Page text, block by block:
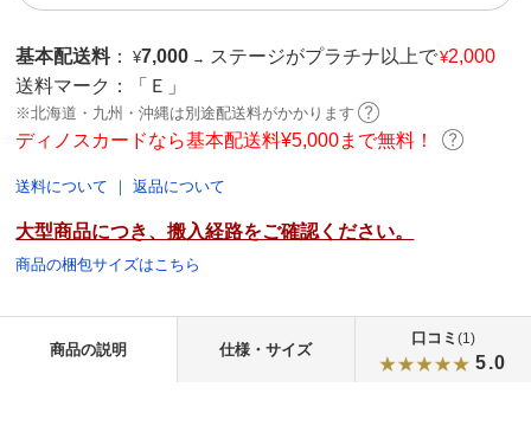
基本配送料 ： ¥7,000 → ステージがプラチナ以上で¥2,000
送料マーク：
「Ｅ」
※北海道・九州・沖縄は別途配送料がかかります
ディノスカードなら基本配送料¥5,000まで無料！
送料について ｜返品について
大型商品につき、搬入経路をご確認ください。
商品の梱包サイズはこちら
商品の説明 仕様・サイズ
口コミ (1)
5.0